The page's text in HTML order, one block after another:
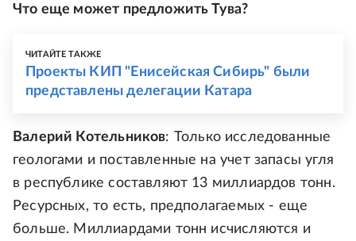
Что еще может предложить Тува?
ЧИТАЙТЕ ТАКЖЕ
Проекты КИП "Енисейская Сибирь" были
представлены делегации Катара
Валерий Котельников: Только исследованные
геологами и поставленные на учет запасы угля
в республике составляют 13 миллиардов тонн.
Ресурсных, то есть, предполагаемых - еще
больше. Миллиардами тонн исчисляются и